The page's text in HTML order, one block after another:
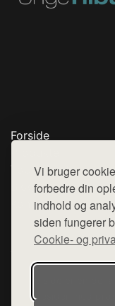
Vi bruger
forbedre din
indhold og
siden fungerer
Cookie- og
Forside
Top Rabatter
Blog
Kontakt
Denne side er en del
hjemmesider med